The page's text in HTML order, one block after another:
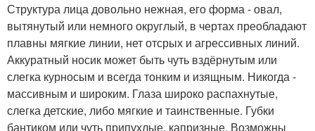
Структура лица довольно нежная, его форма - овал,
вытянутый или немного округлый, в чертах преобладают
плавны мягкие линии, нет отсрых и агрессивных линий.
Аккуратный носик может быть чуть вздёрнутым или
слегка курносым и всегда тонким и изящным. Никогда -
массивным и широким. Глаза широко распахнутые,
слегка детские, либо мягкие и таинственные. Губки
бантиком или чуть припухлые, капризные. Возможны